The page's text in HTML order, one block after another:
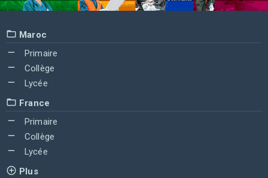
Maroc
Primaire
Collège
Lycée
France
Primaire
Collège
Lycée
Plus